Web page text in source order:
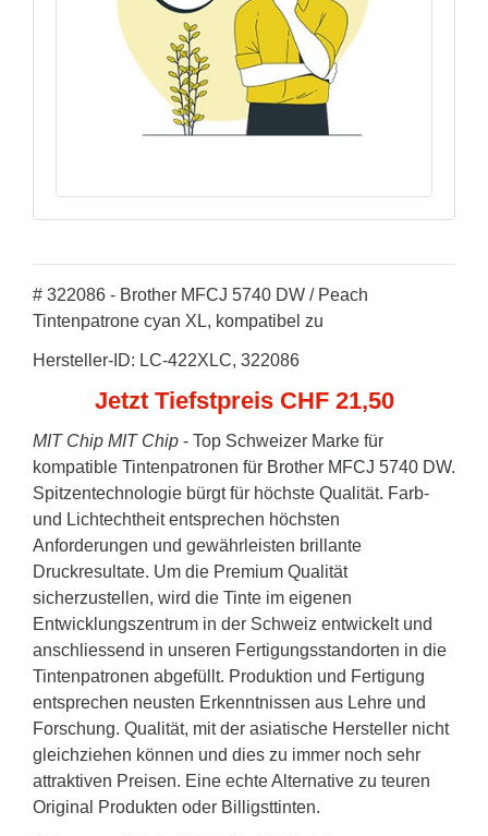
# 322086 - Brother MFCJ 5740 DW / Peach
Tintenpatrone cyan XL, kompatibel zu
Hersteller-ID: LC-422XLC, 322086
Jetzt Tiefstpreis CHF 21,50
MIT Chip MIT Chip - Top Schweizer Marke für
kompatible Tintenpatronen für Brother MFCJ 5740 DW.
Spitzentechnologie bürgt für höchste Qualität. Farb-
und Lichtechtheit entsprechen höchsten
Anforderungen und gewährleisten brillante
Druckresultate. Um die Premium Qualität
sicherzustellen, wird die Tinte im eigenen
Entwicklungszentrum in der Schweiz entwickelt und
anschliessend in unseren Fertigungsstandorten in die
Tintenpatronen abgefüllt. Produktion und Fertigung
entsprechen neusten Erkenntnissen aus Lehre und
Forschung. Qualität, mit der asiatische Hersteller nicht
gleichziehen können und dies zu immer noch sehr
attraktiven Preisen. Eine echte Alternative zu teuren
Original Produkten oder Billigsttinten.